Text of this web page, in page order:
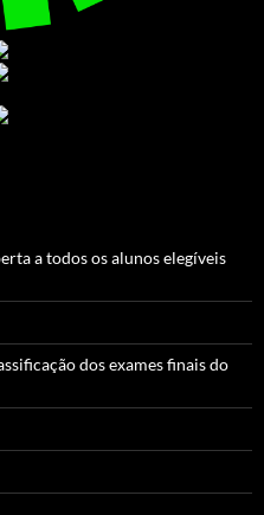
a todos os alunos elegíveis
dos exames finais do